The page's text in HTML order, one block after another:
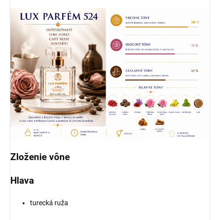
Zloženie vône
Hlava
turecká ruža